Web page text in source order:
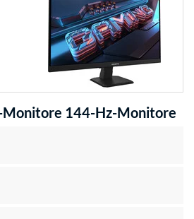
Monitore 144-Hz-Monitore